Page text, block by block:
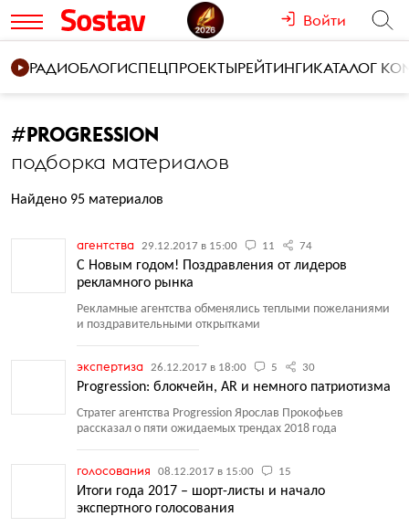
Войти
РАДИОБЛОГИСПЕЦПРОЕКТЫРЕЙТИНГИКАТАЛОГ
#PROGRESSION
подборка материалов
Найдено 95 материалов
агентства 29.12.2017 в 15:00 11 74
С Новым годом! Поздравления от лидеров
рекламного рынка
Рекламные агентства обменялись теплыми пожеланиями
и поздравительными открытками
экспертиза 26.12.2017 в 18:00 5 30
Progression: блокчейн, AR и немного патриотизма
Стратег агентства Progression Ярослав Прокофьев
рассказал о пяти ожидаемых трендах 2018 года
голосования 08.12.2017 в 15:00 15
Итоги года 2017 – шорт-листы и начало
экспертного голосования